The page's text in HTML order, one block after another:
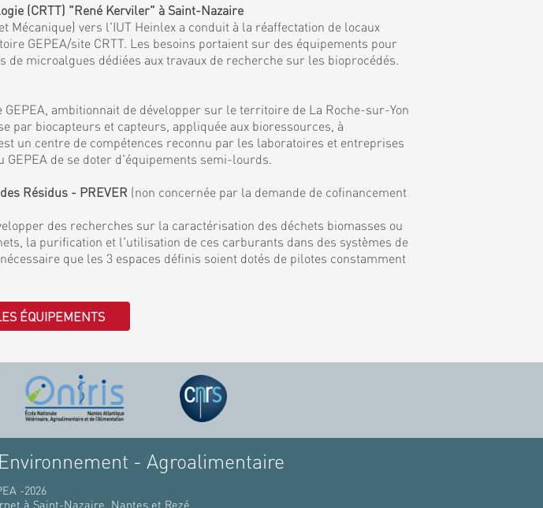
(CRTT) "René Kerviler" à Saint-Nazaire
Mécanique) vers l'IUT Heinlex a conduit à la réaffectation de locaux
GEPEA/site CRTT. Les besoins portaient sur des équipements pour
microalgues dédiées aux travaux de recherche sur les bioprocédés.
ambitionnait de développer sur le territoire de La Roche-sur-Yon
par biocapteurs et capteurs, appliquée aux bioressources, à
un centre de compétences reconnu par les laboratoires et entreprises
de se doter d'équipements semi-lourds.
Résidus - PREVER (non concernée par la demande de cofinancement
des recherches sur la caractérisation des déchets biomasses ou
la purification et l'utilisation de ces carburants dans des systèmes de
que les 3 espaces définis soient dotés de pilotes constamment
ÉQUIPEMENTS
- Agroalimentaire
-2026
à Saint-Nazaire, Nantes et Rezé